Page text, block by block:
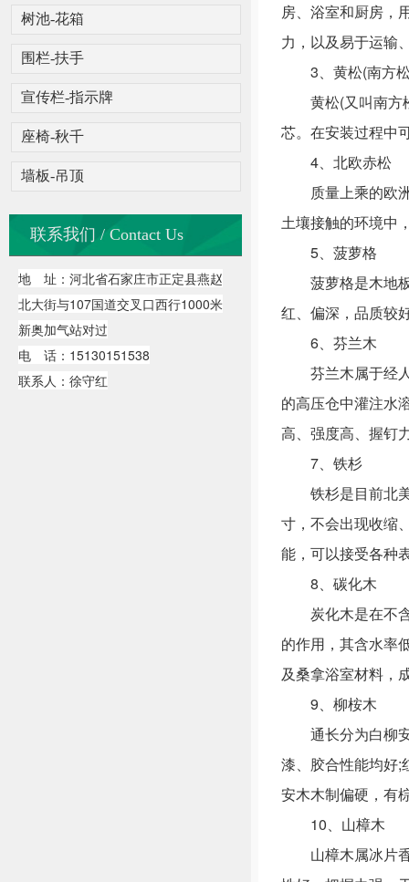
树池-花箱
围栏-扶手
宣传栏-指示牌
座椅-秋千
墙板-吊顶
联系我们 / Contact Us
地 址：河北省石家庄市正定县燕赵
北大街与107国道交叉口西行1000米
新奥加气站对过
电 话：15130151538
联系人：徐守红
房、浴室和厨房，
力，以及易于运输
3、黄松(南方
黄松(又叫南方松
芯。在安装过程中
4、北欧赤松
质量上乘的欧洲
土壤接触的环境中
5、菠萝格
菠萝格是木地板
红、偏深，品质较
6、芬兰木
芬兰木属于经人
的高压仓中灌注水
高、强度高、握钉
7、铁杉
铁杉是目前北美
寸，不会出现收缩
能，可以接受各种
8、碳化木
炭化木是在不含
的作用，其含水率
及桑拿浴室材料，
9、柳桉木
通长分为白柳安
漆、胶合性能均好;
安木木制偏硬，有
10、山樟木
山樟木属冰片香